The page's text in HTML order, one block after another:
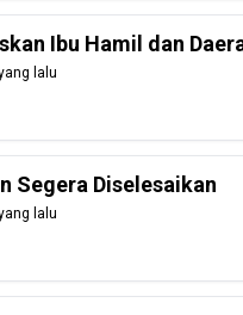
Ibu Hamil dan
lalu
Segera Diselesaikan
lalu